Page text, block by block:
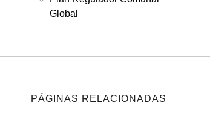
Global
PÁGINAS RELACIONADAS